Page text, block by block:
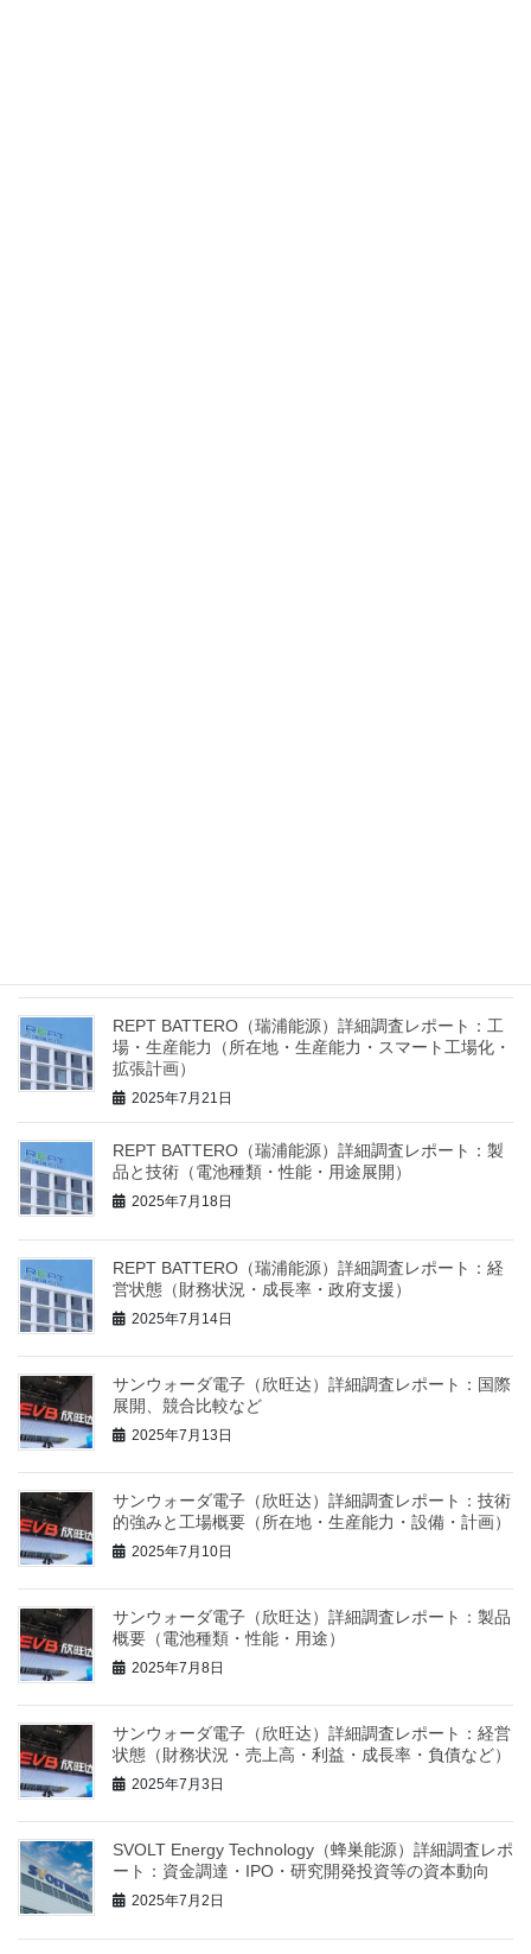
REPT BATTERO（瑞浦能源）詳細調査レポート：工
場・生産能力（所在地・生産能力・スマート工場化・
拡張計画）
2025年7月21日
REPT BATTERO（瑞浦能源）詳細調査レポート：製
品と技術（電池種類・性能・用途展開）
2025年7月18日
REPT BATTERO（瑞浦能源）詳細調査レポート：経
営状態（財務状況・成長率・政府支援）
2025年7月14日
サンウォーダ電子（欣旺达）詳細調査レポート：国際
展開、競合比較など
2025年7月13日
サンウォーダ電子（欣旺达）詳細調査レポート：技術
的強みと工場概要（所在地・生産能力・設備・計画）
2025年7月10日
サンウォーダ電子（欣旺达）詳細調査レポート：製品
概要（電池種類・性能・用途）
2025年7月8日
サンウォーダ電子（欣旺达）詳細調査レポート：経営
状態（財務状況・売上高・利益・成長率・負債など）
2025年7月3日
SVOLT Energy Technology（蜂巣能源）詳細調査レポ
ート：資金調達・IPO・研究開発投資等の資本動向
2025年7月2日